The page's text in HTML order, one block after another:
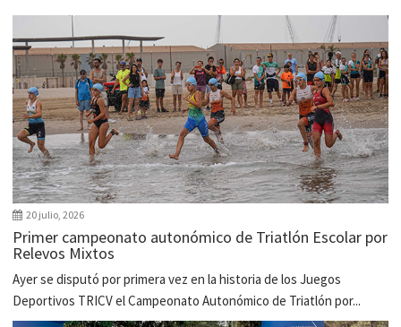
20 julio, 2026
Primer campeonato autonómico de Triatlón Escolar por
Relevos Mixtos
Ayer se disputó por primera vez en la historia de los Juegos
Deportivos TRICV el Campeonato Autonómico de Triatlón por...